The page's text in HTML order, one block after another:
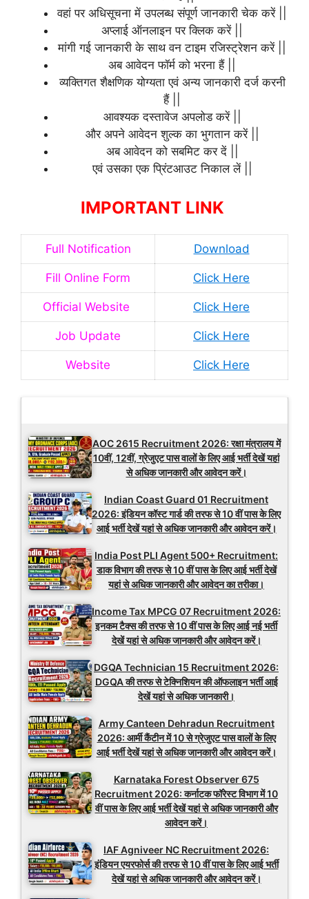
वहां पर अधिसूचना में उपलब्ध संपूर्ण जानकारी चेक करें ||
अप्लाई ऑनलाइन पर क्लिक करें ||
मांगी गई जानकारी के साथ वन टाइम रजिस्ट्रेशन करें ||
अब आवेदन फॉर्म को भरना हैं ||
व्यक्तिगत शैक्षणिक योग्यता एवं अन्य जानकारी दर्ज करनी
हैं ||
आवश्यक दस्तावेज अपलोड करें ||
और अपने आवेदन शुल्क का भुगतान करें ||
अब आवेदन को सबमिट कर दें ||
एवं उसका एक प्रिंटआउट निकाल लें ||
IMPORTANT LINK
Full Notification Download
Fill Online Form Click Here
Official Website Click Here
Job Update Click Here
Website Click Here
AOC 2615 Recruitment 2026: रक्षा मंत्रालय में
10वीं, 12वीं, ग्रेजुएट पास वालों के लिए आई भर्ती देखें यहां
से अधिक जानकारी और आवेदन करें।
Indian Coast Guard 01 Recruitment
2026: इंडियन कॉस्ट गार्ड की तरफ से 10 वीं पास के लिए
आई भर्ती देखें यहां से अधिक जानकारी और आवेदन करें।
India Post PLI Agent 500+ Recruitment:
डाक विभाग की तरफ से 10 वीं पास के लिए आई भर्ती देखें
यहां से अधिक जानकारी और आवेदन का तरीका।
Income Tax MPCG 07 Recruitment 2026:
इनकम टैक्स की तरफ से 10 वीं पास के लिए आई नई भर्ती
देखें यहां से अधिक जानकारी और आवेदन करें।
DGQA Technician 15 Recruitment 2026:
DGQA की तरफ से टेक्निशियन की ऑफलाइन भर्ती आई
देखें यहां से अधिक जानकारी।
Army Canteen Dehradun Recruitment
2026: आर्मी कैंटीन में 10 से ग्रेजुएट पास वालों के लिए
आई भर्ती देखें यहां से अधिक जानकारी और आवेदन करें।
Karnataka Forest Observer 675
Recruitment 2026: कर्नाटक फॉरेस्ट विभाग में 10
वीं पास के लिए आई भर्ती देखें यहां से अधिक जानकारी और
आवेदन करें।
IAF Agniveer NC Recruitment 2026:
इंडियन एयरफोर्स की तरफ से 10 वीं पास के लिए आई भर्ती
देखें यहां से अधिक जानकारी और आवेदन करें।